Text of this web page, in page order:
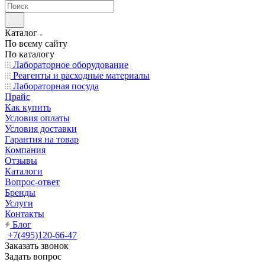
Каталог
По всему сайту
По каталогу
Лабораторное оборудование
Реагенты и расходные материалы
Лабораторная посуда
Прайс
Как купить
Условия оплаты
Условия доставки
Гарантия на товар
Компания
Отзывы
Каталоги
Вопрос-ответ
Бренды
Услуги
Контакты
Блог
+7(495)120-66-47
Заказать звонок
Задать вопрос